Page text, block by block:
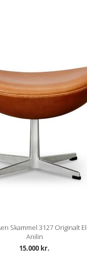
Skammel 3127 Originalt
Anilin
15.000 kr.